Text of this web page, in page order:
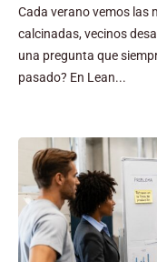
Cada verano vemos las
calcinadas, vecinos
una pregunta que
pasado? En Lean...